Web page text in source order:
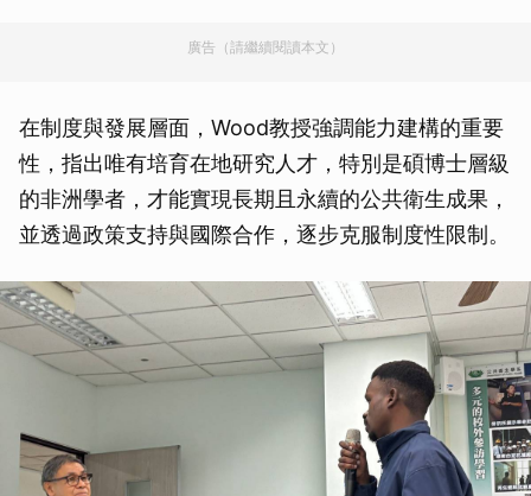
廣告（請繼續閱讀本文）
在制度與發展層面，Wood教授強調能力建構的重要
性，指出唯有培育在地研究人才，特別是碩博士層級
的非洲學者，才能實現長期且永續的公共衛生成果，
並透過政策支持與國際合作，逐步克服制度性限制。